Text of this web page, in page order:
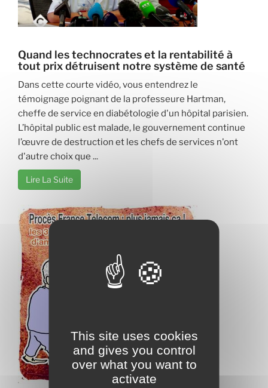
Quand les technocrates et la rentabilité à
tout prix détruisent notre système de santé
Dans cette courte vidéo, vous entendrez le
témoignage poignant de la professeure Hartman,
cheffe de service en diabétologie d'un hôpital parisien.
L’hôpital public est malade, le gouvernement continue
l’œuvre de destruction et les chefs de services n'ont
d'autre choix que ...
Lire La Suite
This site uses cookies
and gives you control
over what you want to
activate